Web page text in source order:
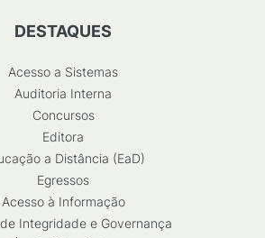
DESTAQUES
Acesso a Sistemas
Auditoria Interna
Concursos
Editora
a Distância (EaD)
Egressos
Acesso à Informação
Integridade e Governança